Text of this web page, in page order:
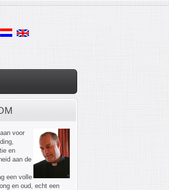
voor
en
aan de
een volle
en oud, echt een